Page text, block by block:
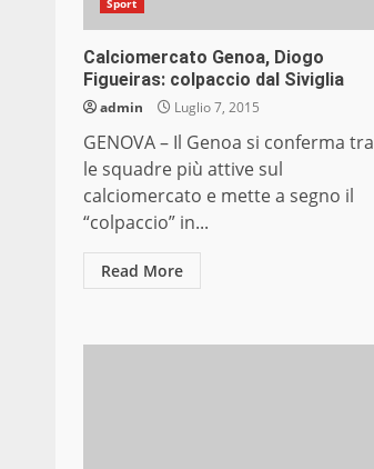
Sport
Calciomercato Genoa, Diogo
Figueiras: colpaccio dal Siviglia
admin Luglio 7, 2015
GENOVA – Il Genoa si conferma tra
le squadre più attive sul
calciomercato e mette a segno il
“colpaccio” in...
Read More